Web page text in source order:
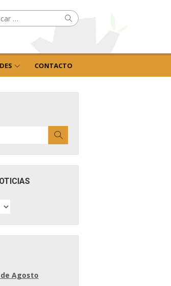
Buscar
CONTACTO
de Agosto